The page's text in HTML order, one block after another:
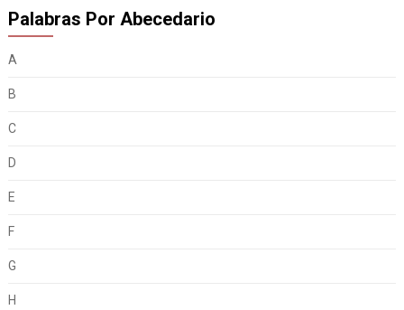
Palabras Por Abecedario
A
B
C
D
E
F
G
H